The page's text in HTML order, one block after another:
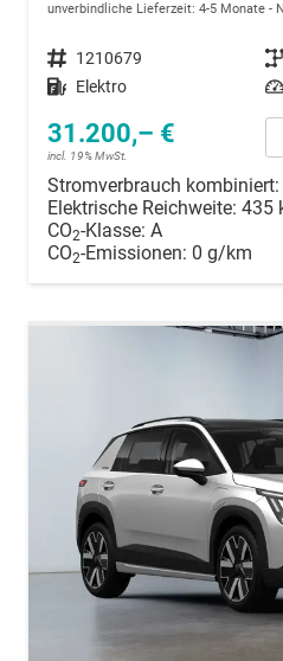
unverbindliche Lieferzeit: 4-5 Monate
Fahrzeugnummer 1210679 Getriebe
Kraftstoff Elektro Leistung
31.200,– €
incl. 19% MwSt.
Stromverbrauch kombiniert:
Elektrische Reichweite: 435
CO2-Klasse: A
CO2-Emissionen: 0 g/km